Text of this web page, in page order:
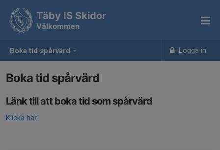
Boka tid spårvärd Logga in
Täby IS Skidor
Välkommen
Boka tid spårvärd
Länk till att boka tid som spårvärd
Klicka här!